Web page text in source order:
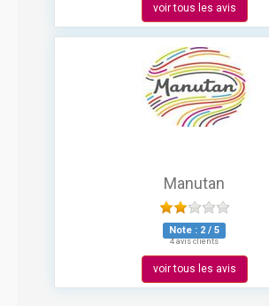
voir tous les avis
Manutan
Note : 2 / 5
4 avis clients
voir tous les avis